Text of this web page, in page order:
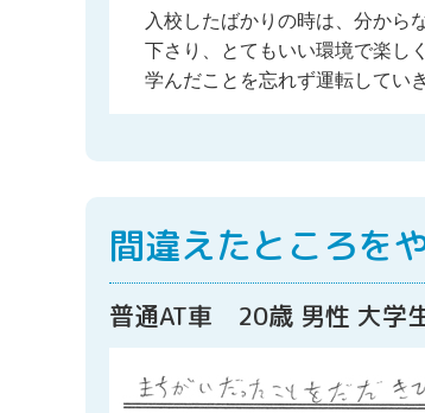
入校したばかりの時は、分から
下さり、とてもいい環境で楽し
学んだことを忘れず運転してい
間違えたところを
普通AT車 20歳 男性 大学